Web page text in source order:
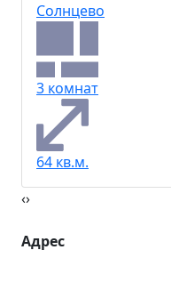
Солнцево
3 комнат
64 кв.м.
‹›
Адрес